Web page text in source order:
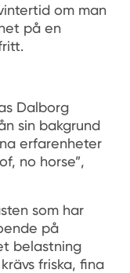
om man
på en
Dalborg
sin bakgrund
erfarenheter
no horse”,
som har
på
belastning
friska, ﬁna